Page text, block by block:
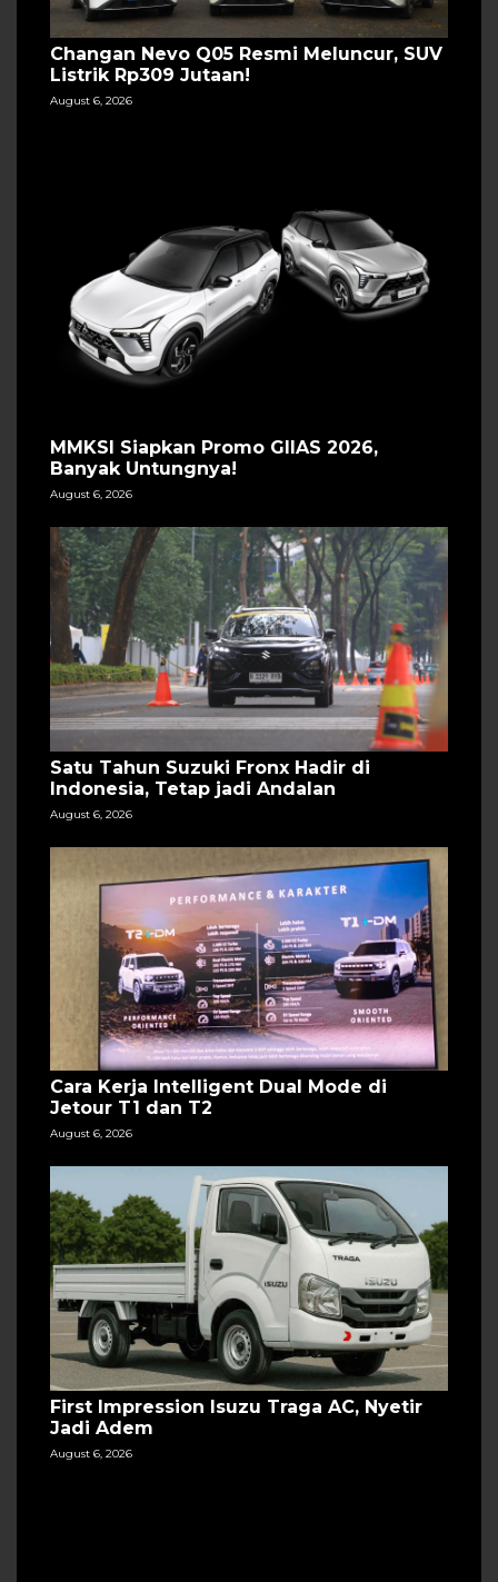
Changan Nevo Q05 Resmi Meluncur, SUV
Listrik Rp309 Jutaan!
August 6, 2026
MMKSI Siapkan Promo GIIAS 2026,
Banyak Untungnya!
August 6, 2026
Satu Tahun Suzuki Fronx Hadir di
Indonesia, Tetap jadi Andalan
August 6, 2026
Cara Kerja Intelligent Dual Mode di
Jetour T1 dan T2
August 6, 2026
First Impression Isuzu Traga AC, Nyetir
Jadi Adem
August 6, 2026